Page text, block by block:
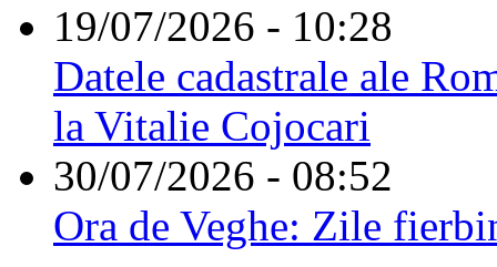
19/07/2026 - 10:28
Datele cadastrale ale
la Vitalie Cojocari
30/07/2026 - 08:52
Ora de Veghe: Zile